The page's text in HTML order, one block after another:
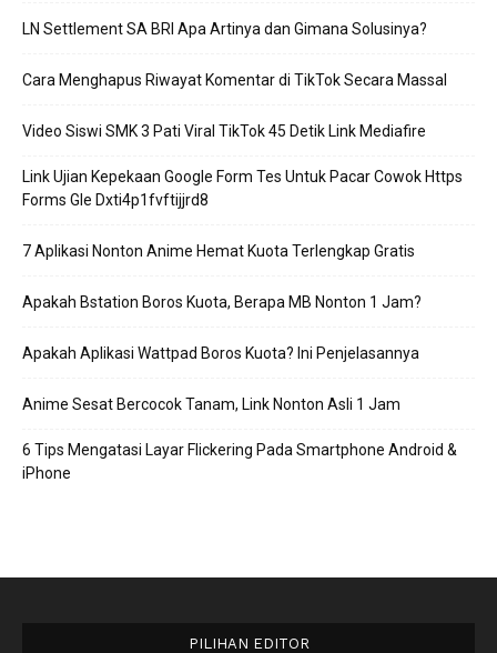
LN Settlement SA BRI Apa Artinya dan Gimana Solusinya?
Cara Menghapus Riwayat Komentar di TikTok Secara Massal
Video Siswi SMK 3 Pati Viral TikTok 45 Detik Link Mediafire
Link Ujian Kepekaan Google Form Tes Untuk Pacar Cowok Https
Forms Gle Dxti4p1fvftijjrd8
7 Aplikasi Nonton Anime Hemat Kuota Terlengkap Gratis
Apakah Bstation Boros Kuota, Berapa MB Nonton 1 Jam?
Apakah Aplikasi Wattpad Boros Kuota? Ini Penjelasannya
Anime Sesat Bercocok Tanam, Link Nonton Asli 1 Jam
6 Tips Mengatasi Layar Flickering Pada Smartphone Android &
iPhone
PILIHAN EDITOR